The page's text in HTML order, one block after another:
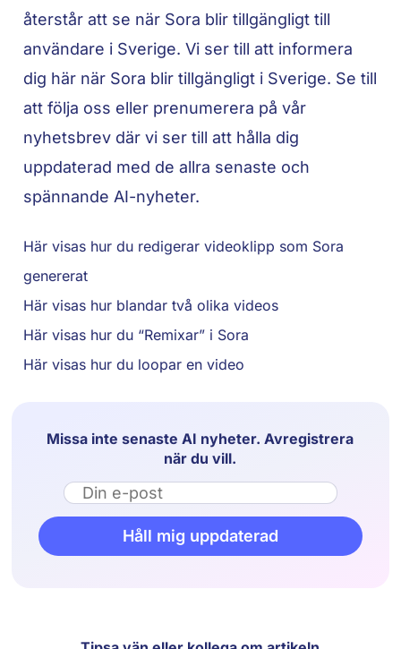
återstår att se när Sora blir tillgängligt till
användare i Sverige. Vi ser till att informera
dig här när Sora blir tillgängligt i Sverige. Se till
att följa oss eller prenumerera på vår
nyhetsbrev där vi ser till att hålla dig
uppdaterad med de allra senaste och
spännande AI-nyheter.
Här visas hur du redigerar videoklipp som Sora
genererat
Här visas hur blandar två olika videos
Här visas hur du “Remixar” i Sora
Här visas hur du loopar en video
Missa inte senaste AI nyheter. Avregistrera
när du vill.
Email
Håll mig uppdaterad